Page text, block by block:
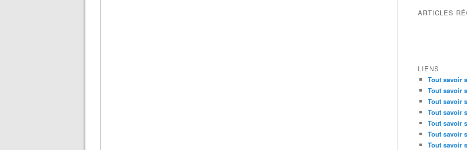
ARTICLES
LIENS
Tout savoir
Tout savoir
Tout savoir
Tout savoir
Tout savoir
Tout savoir
Tout savoir